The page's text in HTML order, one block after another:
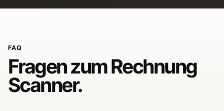
FAQ
Fragen zum Rechnung
Scanner.